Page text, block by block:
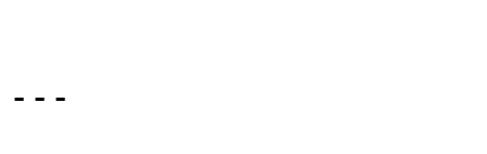
---